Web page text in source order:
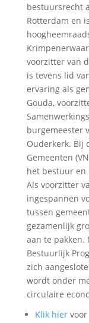
bestuursrecht
Rotterdam en
voorzitter van
is tevens lid
ervaring als
Gouda,
burgemeester
Ouderkerk. Bij
Gemeenten
het bestuur en
Als voorzitter
ingespannen
tussen
gezamenlijk
aan te
Bestuurlijk
zich
wordt onder
circulaire
Klik hiervoor